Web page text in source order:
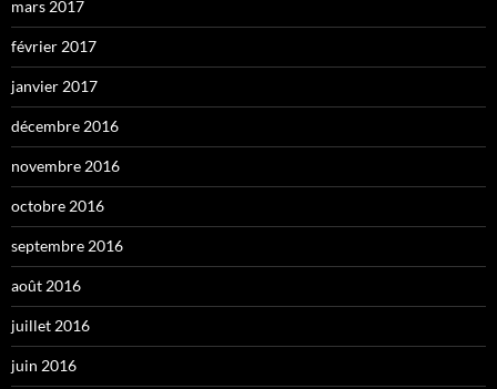
mars 2017
février 2017
janvier 2017
décembre 2016
novembre 2016
octobre 2016
septembre 2016
août 2016
juillet 2016
juin 2016